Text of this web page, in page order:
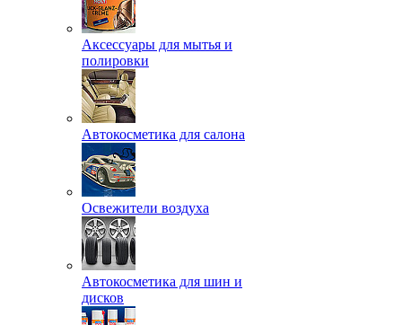
Аксессуары для мытья и
полировки
Автокосметика для салона
Освежители воздуха
Автокосметика для шин и
дисков